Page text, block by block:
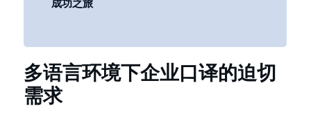
成功之旅
多语言环境下企业口译的迫切
需求